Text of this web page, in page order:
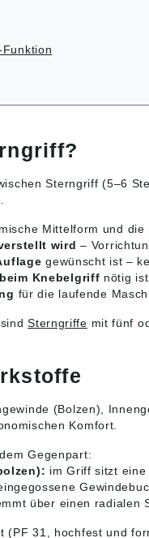
Sterngriff (5–6
Mittelform und die
wird –
gewünscht ist –
Knebelgriff nötig
für die laufende
sindSterngriffe mit fünf
(Bolzen),
Komfort.
Gegenpart:
im Griff sitzt
über einen radialen
(PF 31, hochfest und